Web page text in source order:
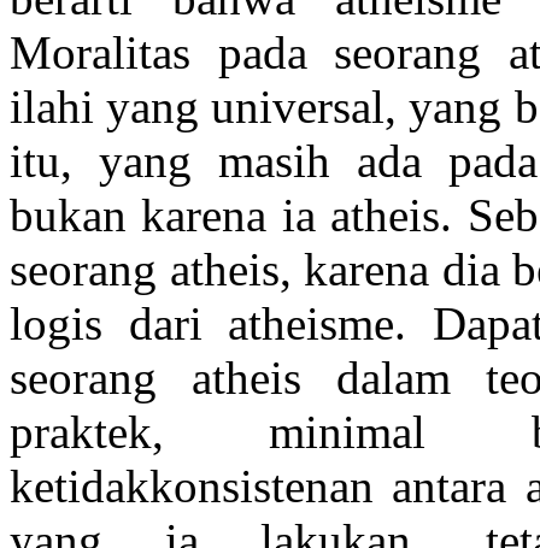
Moralitas pada seorang
ilahi yang universal, yang
itu, yang masih ada
bukan karena ia atheis.
seorang atheis, karena dia
logis dari atheisme.
seorang atheis dalam
praktek, minimal
ketidakkonsistenan antara